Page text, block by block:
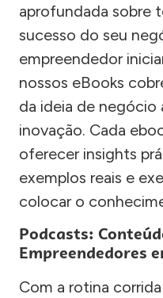
aprofundada sobre
sucesso do seu
empreendedor
nossos eBooks
da ideia de negócio
inovação. Cada
oferecer insights
exemplos reais e
colocar o
Podcasts:
Empreendedores
Com a rotina